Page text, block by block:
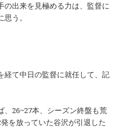
の出来を見極める力は、監督に
う。
経て中日の監督に就任して、記
、26~27本、シーズン終盤も荒
を放っていた谷沢が引退した